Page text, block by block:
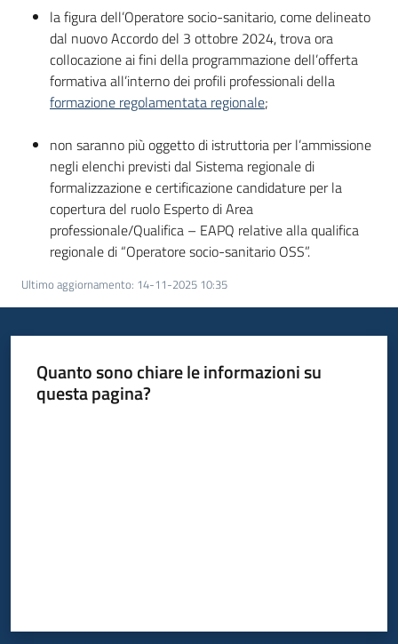
la figura dell’Operatore socio-sanitario, come delineato
dal nuovo Accordo del 3 ottobre 2024, trova ora
collocazione ai fini della programmazione dell’offerta
formativa all’interno dei profili professionali della
formazione regolamentata regionale;
non saranno più oggetto di istruttoria per l’ammissione
negli elenchi previsti dal Sistema regionale di
formalizzazione e certificazione candidature per la
copertura del ruolo Esperto di Area
professionale/Qualifica – EAPQ relative alla qualifica
regionale di “Operatore socio-sanitario OSS”.
Ultimo aggiornamento: 14-11-2025 10:35
Quanto sono chiare le informazioni su
questa pagina?